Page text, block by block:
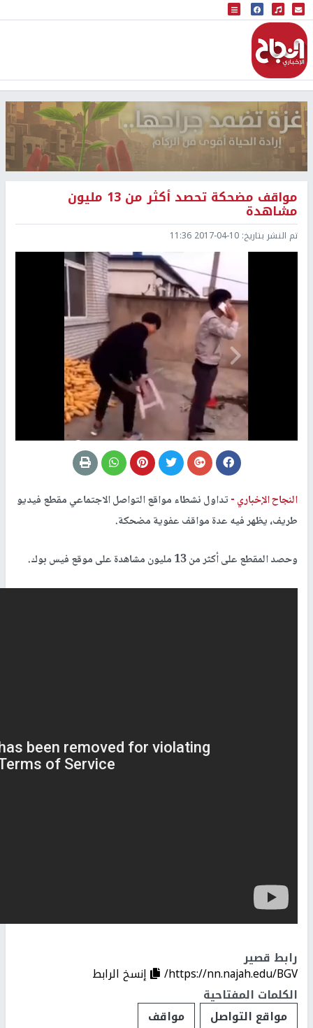
البث المباشر
إذاعة النجاح
مواقف مضحكة تحصد أكثر من 13 مليون
مشاهدة
تم النشر بتاريخ: 2017-04-10 11:36
النجاح الإخباري -تداول نشطاء مواقع التواصل الاجتماعي مقطع فيديو
طريف، يظهر فيه عدة مواقف عفوية مضحكة.
وحصد المقطع على أكثر من 13 مليون مشاهدة على موقع فيس بوك.
رابط قصير
https://nn.najah.edu/BGV/
إنسخ الرابط
الكلمات المفتاحية
مواقع التواصل
مواقف